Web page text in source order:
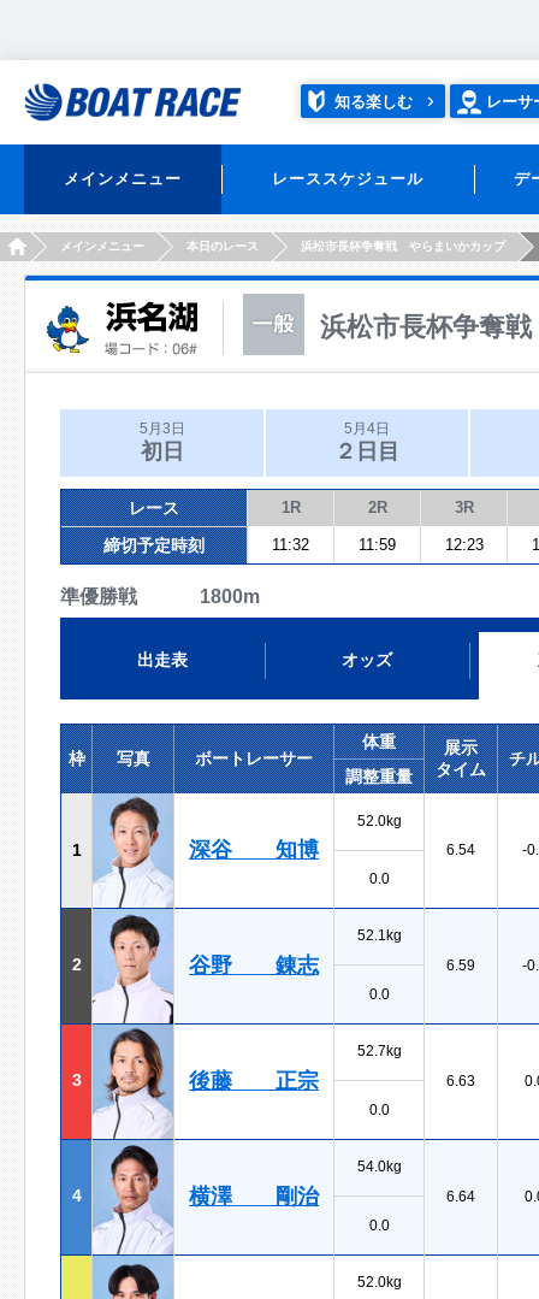
知る楽しむ レーサ
メインメニュー レーススケジュール デ
HOMEメインメニュー 本日のレース 浜松市長杯争奪戦 やらまいかカップ
浜松市長杯争奪
5月3日
初日
5月4日
２日目
レース 1R 2R 3R
締切予定時刻 11:32 11:59 12:23
準優勝戦 1800m
出走表 オッズ
枠 写真 ボートレーサー
体重
展示
タイム
チ
調整重量
1 深谷 知博
52.0kg
6.54
-
0.0
2 谷野 錬志
52.1kg
6.59
-
0.0
3 後藤 正宗
52.7kg
6.63
0.0
4 横澤 剛治
54.0kg
6.64
0.0
52.0kg